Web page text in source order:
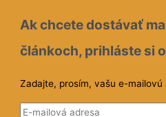
Ak chcete dostávať
článkoch, prihláste si
Zadajte, prosím, vašu e-mailovú
E